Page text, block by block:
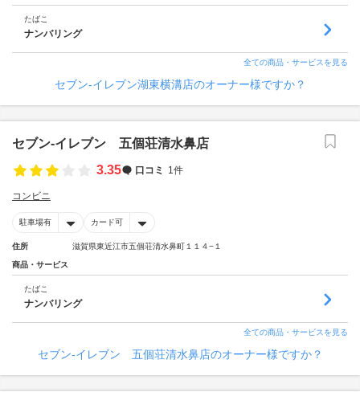
たばこ
ナンバリング
全ての商品・サービスを見る
セブン‐イレブン湖東横溝店のオーナー様ですか？
セブン‐イレブン 五個荘清水鼻店
3.35
口コミ 1件
コンビニ
駐車場有 カード可
住所 滋賀県東近江市五個荘清水鼻町１１４−１
商品・サービス
たばこ
ナンバリング
全ての商品・サービスを見る
セブン‐イレブン 五個荘清水鼻店のオーナー様ですか？